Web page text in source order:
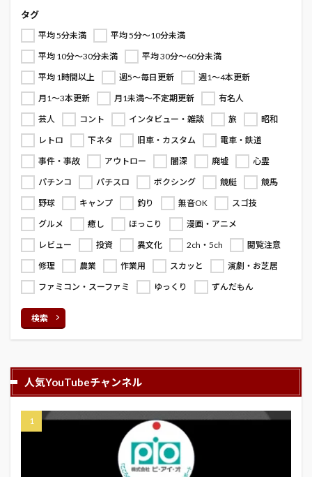
タグ
平均 5分未満
平均 5分～10分未満
平均 10分～30分未満
平均 30分～60分未満
平均 1時間以上
週5～毎日更新
週1～4本更新
月1～3本更新
月1未満～不定期更新
有名人
芸人
コント インタビュー・雑談 旅
昭和
レトロ
下ネタ 旧車・カスタム
電車・鉄道
事件・事故
アウトロー 闇深 廃墟
心霊
パチンコ
パチスロ ボクシング 競艇
競馬
野球
キャンプ 釣り 無音OK
スゴ技
グルメ
癒し ほっこり
漫画・アニメ
レビュー
投資 異文化 2ch・5ch
閲覧注意
修理
農業 作業用 スカッと
演劇・お芝居
ファミコン・スーファミ
ゆっくり ずんだもん
検索
人気YouTubeチャンネル